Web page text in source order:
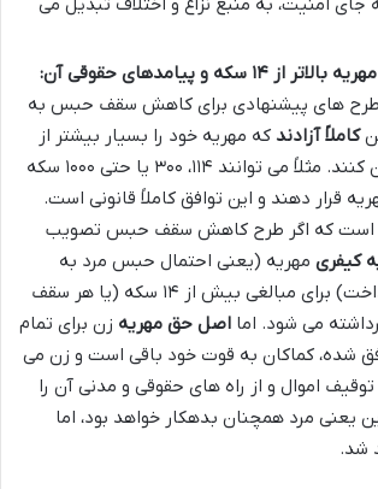
جای امنیت، به منبع نزاع و اختلاف تبدیل می
سکه و پیامدهای حقوقی آن:
طرح های پیشنهادی برای کاهش سقف حبس به
کاملاً آزادند که مهریه خود را بسیار بیشتر از
۱۴ سکه تعیین کنند. مثلاً می توانند ۱۱۴، ۳۰۰ یا حتی ۱۰۰۰ سکه
قرار دهند و این توافق کاملاً قانونی است.
است که اگر طرح کاهش سقف حبس تصویب
کیفری مهریه (یعنی احتمال حبس مرد به
دلیل عدم پرداخت) برای مبالغی بیش از ۱۴ سکه (یا هر سقف
می شود. اما اصل حق مهریه زن برای تمام
شده، کماکان به قوت خود باقی است و زن می
توقیف اموال و از راه های حقوقی و مدنی آن را
یعنی مرد همچنان بدهکار خواهد بود، اما
شد.